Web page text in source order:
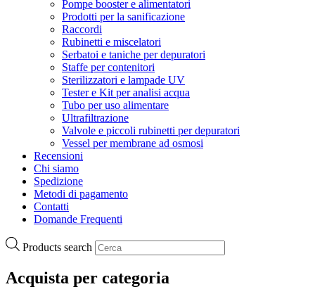
Pompe booster e alimentatori
Prodotti per la sanificazione
Raccordi
Rubinetti e miscelatori
Serbatoi e taniche per depuratori
Staffe per contenitori
Sterilizzatori e lampade UV
Tester e Kit per analisi acqua
Tubo per uso alimentare
Ultrafiltrazione
Valvole e piccoli rubinetti per depuratori
Vessel per membrane ad osmosi
Recensioni
Chi siamo
Spedizione
Metodi di pagamento
Contatti
Domande Frequenti
Products search
Acquista per categoria